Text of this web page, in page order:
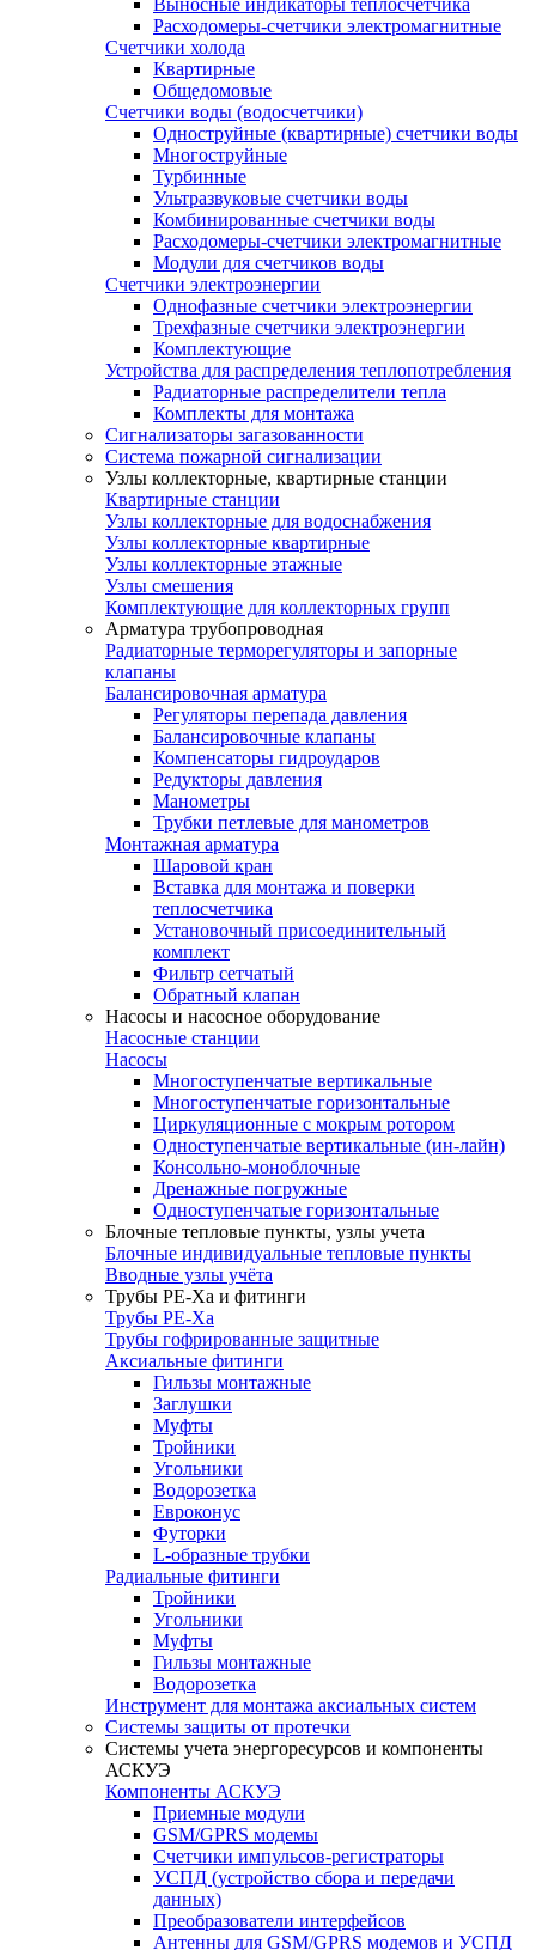
Выносные индикаторы теплосчетчика
Расходомеры-счетчики электромагнитные
Счетчики холода
Квартирные
Общедомовые
Счетчики воды (водосчетчики)
Одноструйные (квартирные) счетчики воды
Многоструйные
Турбинные
Ультразвуковые счетчики воды
Комбинированные счетчики воды
Расходомеры-счетчики электромагнитные
Модули для счетчиков воды
Счетчики электроэнергии
Однофазные счетчики электроэнергии
Трехфазные счетчики электроэнергии
Комплектующие
Устройства для распределения теплопотребления
Радиаторные распределители тепла
Комплекты для монтажа
Сигнализаторы загазованности
Система пожарной сигнализации
Узлы коллекторные, квартирные станции
Квартирные станции
Узлы коллекторные для водоснабжения
Узлы коллекторные квартирные
Узлы коллекторные этажные
Узлы смешения
Комплектующие для коллекторных групп
Арматура трубопроводная
Радиаторные терморегуляторы и запорные
клапаны
Балансировочная арматура
Регуляторы перепада давления
Балансировочные клапаны
Компенсаторы гидроударов
Редукторы давления
Манометры
Трубки петлевые для манометров
Монтажная арматура
Шаровой кран
Вставка для монтажа и поверки
теплосчетчика
Установочный присоединительный
комплект
Фильтр сетчатый
Обратный клапан
Насосы и насосное оборудование
Насосные станции
Насосы
Многоступенчатые вертикальные
Многоступенчатые горизонтальные
Циркуляционные с мокрым ротором
Одноступенчатые вертикальные (ин-лайн)
Консольно-моноблочные
Дренажные погружные
Одноступенчатые горизонтальные
Блочные тепловые пункты, узлы учета
Блочные индивидуальные тепловые пункты
Вводные узлы учёта
Трубы РЕ-Ха и фитинги
Трубы РЕ-Ха
Трубы гофрированные защитные
Аксиальные фитинги
Гильзы монтажные
Заглушки
Муфты
Тройники
Угольники
Водорозетка
Евроконус
Футорки
L-образные трубки
Радиальные фитинги
Тройники
Угольники
Муфты
Гильзы монтажные
Водорозетка
Инструмент для монтажа аксиальных систем
Системы защиты от протечки
Системы учета энергоресурсов и компоненты
АСКУЭ
Компоненты АСКУЭ
Приемные модули
GSM/GPRS модемы
Счетчики импульсов-регистраторы
УСПД (устройство сбора и передачи
данных)
Преобразователи интерфейсов
Антенны для GSM/GPRS модемов и УСПД